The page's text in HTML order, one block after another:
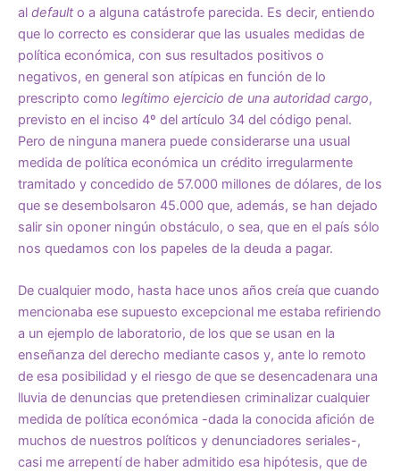
al defaulto a alguna catástrofe parecida. Es decir, entiendo
que lo correcto es considerar que las usuales medidas de
política económica, con sus resultados positivos o
negativos, en general son atípicas en función de lo
prescripto como legítimo ejercicio de una autoridad cargo,
previsto en el inciso 4º del artículo 34 del código penal.
Pero de ninguna manera puede considerarse una usual
medida de política económica un crédito irregularmente
tramitado y concedido de 57.000 millones de dólares, de los
que se desembolsaron 45.000 que, además, se han dejado
salir sin oponer ningún obstáculo, o sea, que en el país sólo
nos quedamos con los papeles de la deuda a pagar.
De cualquier modo, hasta hace unos años creía que cuando
mencionaba ese supuesto excepcional me estaba refiriendo
a un ejemplo de laboratorio, de los que se usan en la
enseñanza del derecho mediante casos y, ante lo remoto
de esa posibilidad y el riesgo de que se desencadenara una
lluvia de denuncias que pretendiesen criminalizar cualquier
medida de política económica -dada la conocida afición de
muchos de nuestros políticos y denunciadores seriales-,
casi me arrepentí de haber admitido esa hipótesis, que de